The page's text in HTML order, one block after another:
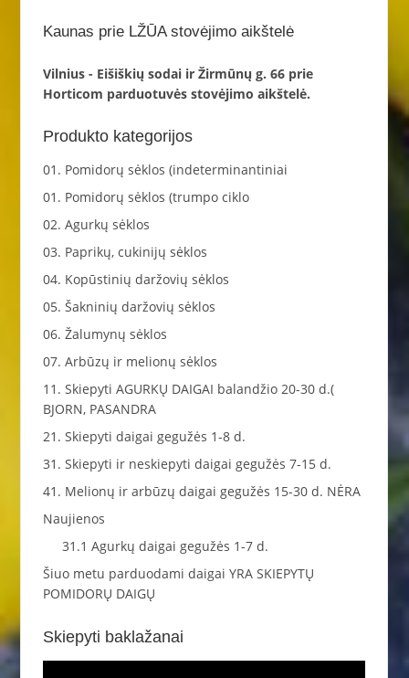
Kaunas prie LŽŪA stovėjimo aikštelė
Vilnius - Eišiškių sodai ir Žirmūnų g. 66 prie
Horticom parduotuvės stovėjimo aikštelė.
Produkto kategorijos
01. Pomidorų sėklos (indeterminantiniai
01. Pomidorų sėklos (trumpo ciklo
02. Agurkų sėklos
03. Paprikų, cukinijų sėklos
04. Kopūstinių daržovių sėklos
05. Šakninių daržovių sėklos
06. Žalumynų sėklos
07. Arbūzų ir melionų sėklos
11. Skiepyti AGURKŲ DAIGAI balandžio 20-30 d.(
BJORN, PASANDRA
21. Skiepyti daigai gegužės 1-8 d.
31. Skiepyti ir neskiepyti daigai gegužės 7-15 d.
41. Melionų ir arbūzų daigai gegužės 15-30 d. NĖRA
Naujienos
31.1 Agurkų daigai gegužės 1-7 d.
Šiuo metu parduodami daigai YRA SKIEPYTŲ
POMIDORŲ DAIGŲ
Skiepyti baklažanai